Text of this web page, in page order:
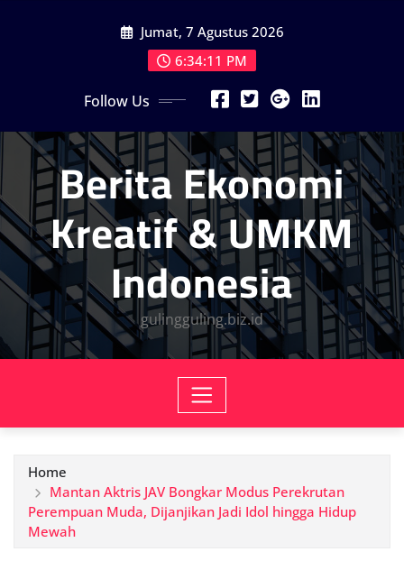
Jumat, 7 Agustus 2026
6:34:12 PM
Follow Us
Berita Ekonomi
Kreatif & UMKM
Indonesia
gulingguling.biz.id
Home
Mantan Aktris JAV Bongkar Modus Perekrutan
Perempuan Muda, Dijanjikan Jadi Idol hingga Hidup
Mewah